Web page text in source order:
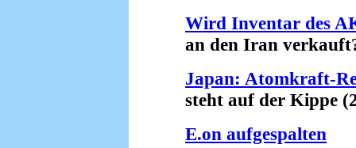
Wird Inventar des
an den Iran
Japan: Atomkraft-
steht auf der Kippe
E.on aufgespalten